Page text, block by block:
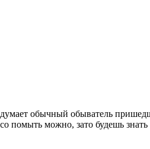
обычный обыватель
помыть можно, зато будешь знать